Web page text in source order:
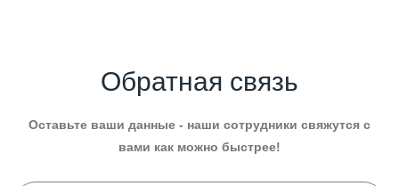
Обратная связь
Оставьте ваши данные - наши сотрудники свяжутся с
вами как можно быстрее!